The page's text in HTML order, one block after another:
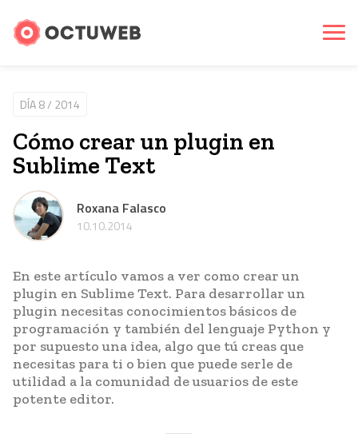
DÍA 8 / 2014
Cómo crear un plugin en
Sublime Text
Roxana Falasco
10.10.2014
En este artículo vamos a ver como crear un
plugin en Sublime Text. Para desarrollar un
plugin necesitas conocimientos básicos de
programación y también del lenguaje Python y
por supuesto una idea, algo que tú creas que
necesitas para ti o bien que puede serle de
utilidad a la comunidad de usuarios de este
potente editor.